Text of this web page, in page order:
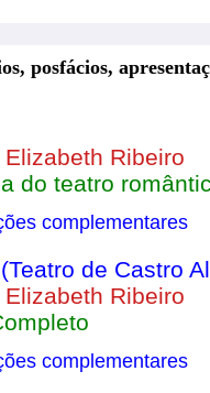
posfácios,
Ribeiro
do teatro
complementares
de Castro
Ribeiro
complementares